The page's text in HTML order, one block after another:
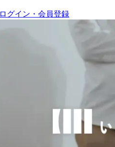
ログイン・会員登録